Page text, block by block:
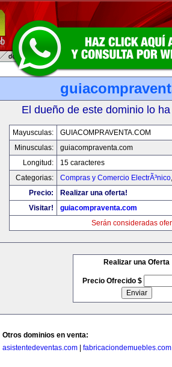
El dueño de este dominio lo
Mayusculas:
GUIACOMPRAVENTA.COM
Minusculas:
guiacompraventa.com
Longitud:
15 caracteres
Categorias:
Compras y Comercio ElectrÃ³nico
Precio:
Realizar una oferta!
Visitar!
guiacompraventa.com
Serán consideradas
Realizar una Oferta
Precio Ofrecido $
Otros dominios en venta:
asistentedeventas.com
fabricaciondemuebles.com